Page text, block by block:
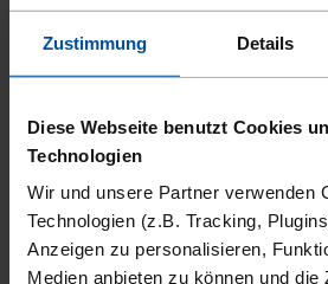
Zustimmung Details
Diese Webseite benutzt Cookies
Technologien
Wir und unsere Partner verwenden
Technologien (z.B. Tracking,
Anzeigen zu personalisieren,
Medien anbieten zu können und die
Tiefbau und GaLa-Bau
Transport und Logistik
Bitte nennen Sie uns auch
oder Sie bei Rückfragen
Baustoffe und Schüttgüter
Brücken- und Tunnelbau
Erdbau, Recycling und Entsorgung
Garten- und Landschaftsbau
Gleis- und Bahnbau
Kabelleitungstiefbau
Straßen, Wege, Plätze